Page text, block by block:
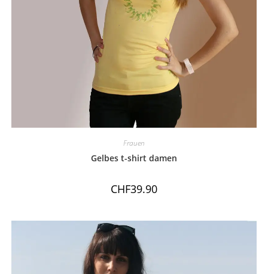
Frauen
Gelbes t-shirt damen
CHF39.90